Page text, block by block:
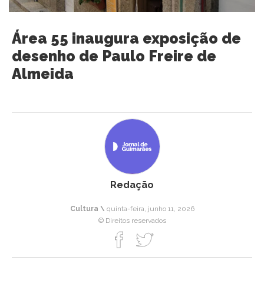
Área 55 inaugura exposição de
desenho de Paulo Freire de
Almeida
Redação
Cultura \ quinta-feira, junho 11, 2026
© Direitos reservados